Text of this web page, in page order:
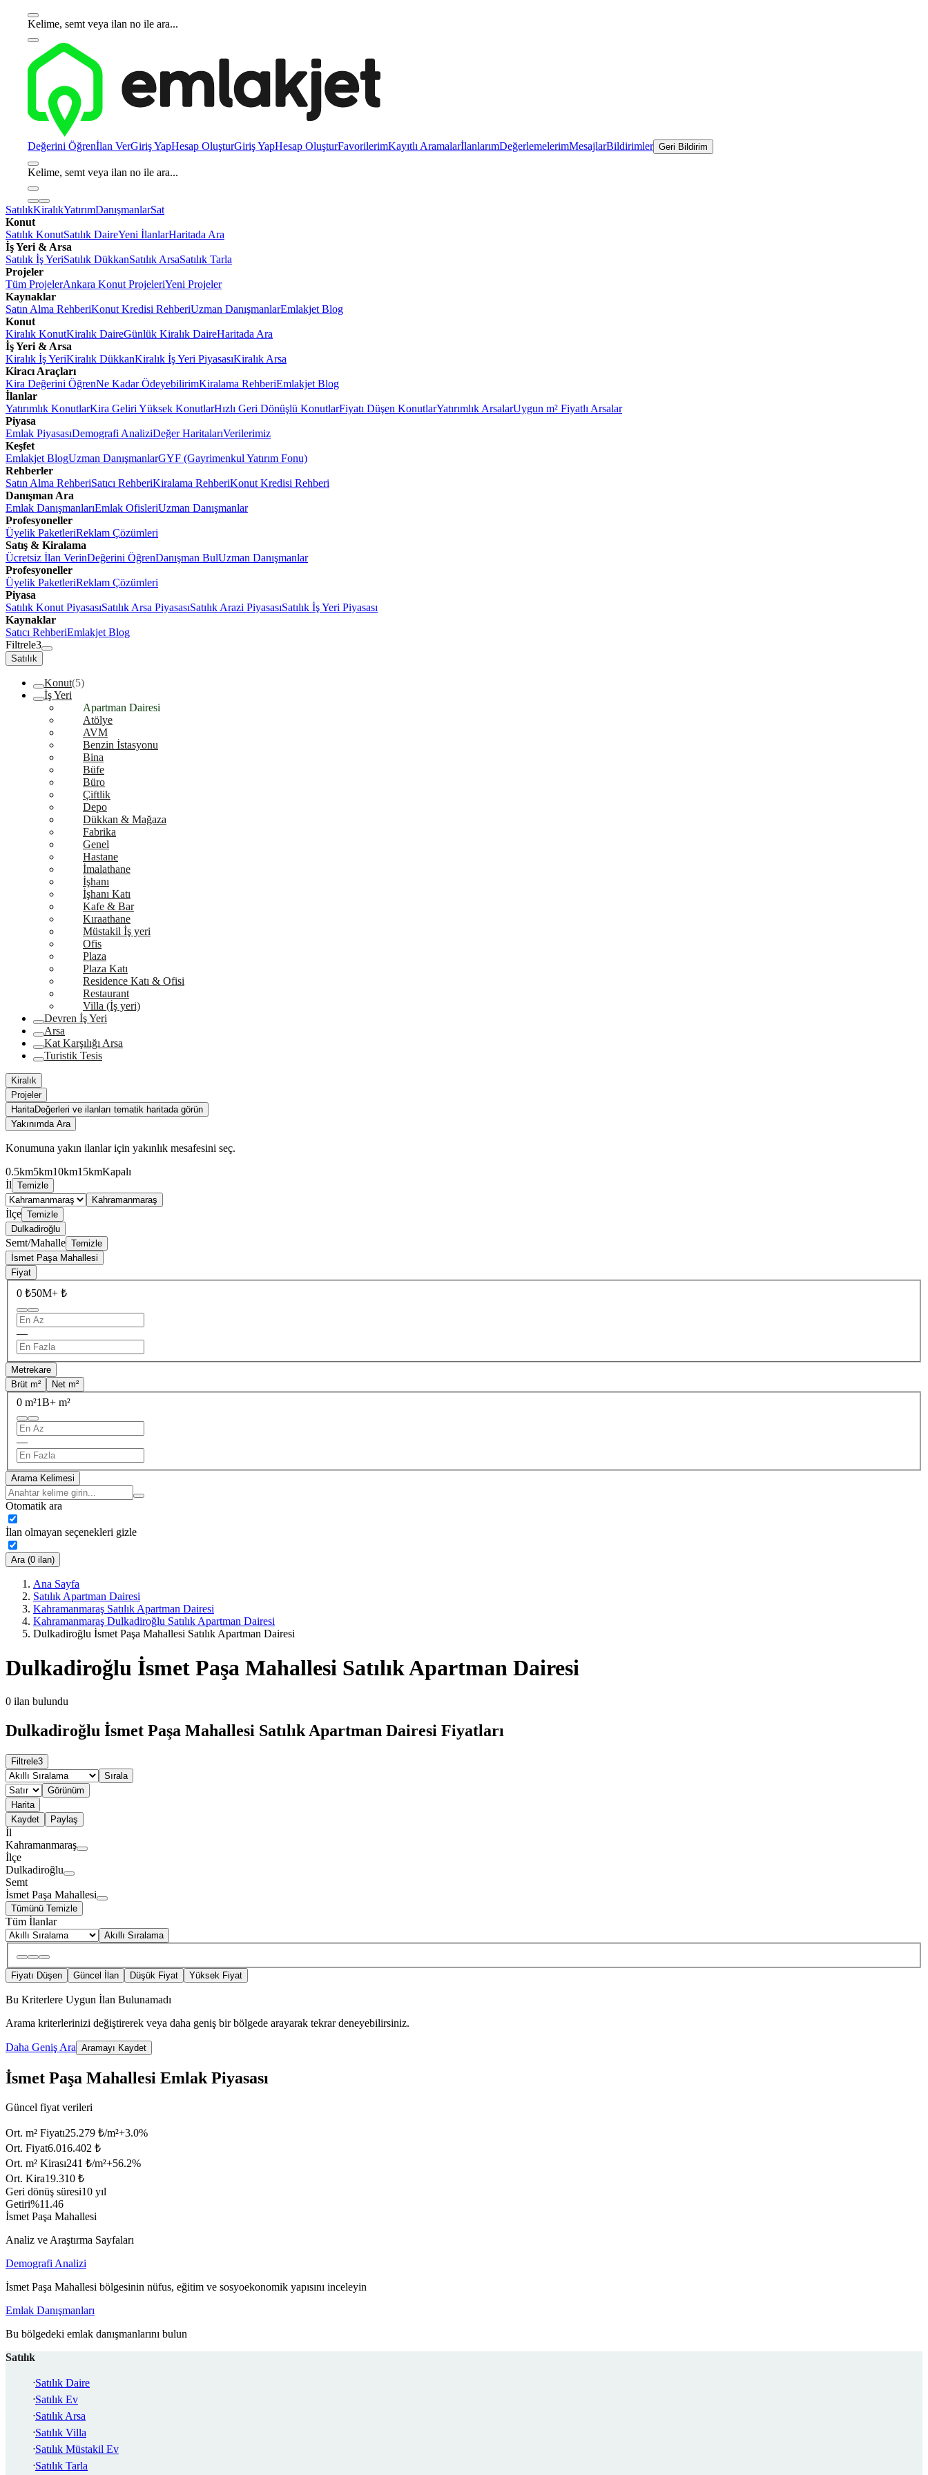
Kelime, semt veya ilan no ile ara...
Değerini Öğrenİlan VerGiriş YapHesap OluşturGiriş YapHesap OluşturFavorilerimKayıtlı AramalarİlanlarımDeğerlemelerimMesajlarBildirimler Geri Bildirim
Kelime, semt veya ilan no ile ara...
SatılıkKiralıkYatırımDanışmanlarSat
Konut
Satılık KonutSatılık DaireYeni İlanlarHaritada Ara
İş Yeri & Arsa
Satılık İş YeriSatılık DükkanSatılık ArsaSatılık Tarla
Projeler
Tüm ProjelerAnkara Konut ProjeleriYeni Projeler
Kaynaklar
Satın Alma RehberiKonut Kredisi RehberiUzman DanışmanlarEmlakjet Blog
Konut
Kiralık KonutKiralık DaireGünlük Kiralık DaireHaritada Ara
İş Yeri & Arsa
Kiralık İş YeriKiralık DükkanKiralık İş Yeri PiyasasıKiralık Arsa
Kiracı Araçları
Kira Değerini ÖğrenNe Kadar ÖdeyebilirimKiralama RehberiEmlakjet Blog
İlanlar
Yatırımlık KonutlarKira Geliri Yüksek KonutlarHızlı Geri Dönüşlü KonutlarFiyatı Düşen KonutlarYatırımlık ArsalarUygun m² Fiyatlı Arsalar
Piyasa
Emlak PiyasasıDemografi AnaliziDeğer HaritalarıVerilerimiz
Keşfet
Emlakjet BlogUzman DanışmanlarGYF (Gayrimenkul Yatırım Fonu)
Rehberler
Satın Alma RehberiSatıcı RehberiKiralama RehberiKonut Kredisi Rehberi
Danışman Ara
Emlak DanışmanlarıEmlak OfisleriUzman Danışmanlar
Profesyoneller
Üyelik PaketleriReklam Çözümleri
Satış & Kiralama
Ücretsiz İlan VerinDeğerini ÖğrenDanışman BulUzman Danışmanlar
Profesyoneller
Üyelik PaketleriReklam Çözümleri
Piyasa
Satılık Konut PiyasasıSatılık Arsa PiyasasıSatılık Arazi PiyasasıSatılık İş Yeri Piyasası
Kaynaklar
Satıcı RehberiEmlakjet Blog
Filtrele3
Satılık
Konut(5)
İş Yeri
Apartman Dairesi
Atölye
AVM
Benzin İstasyonu
Bina
Büfe
Büro
Çiftlik
Depo
Dükkan & Mağaza
Fabrika
Genel
Hastane
İmalathane
İşhanı
İşhanı Katı
Kafe & Bar
Kıraathane
Müstakil İş yeri
Ofis
Plaza
Plaza Katı
Residence Katı & Ofisi
Restaurant
Villa (İş yeri)
Devren İş Yeri
Arsa
Kat Karşılığı Arsa
Turistik Tesis
Kiralık
Projeler
HaritaDeğerleri ve ilanları tematik haritada görün
Yakınımda Ara
Konumuna yakın ilanlar için yakınlık mesafesini seç.
0.5km5km10km15kmKapalı
İl Temizle
Kahramanmaraş
İlçe Temizle
Dulkadiroğlu
Semt/Mahalle Temizle
İsmet Paşa Mahallesi
Fiyat
0 ₺50M+ ₺
—
Metrekare
Brüt m²
Net m²
0 m²1B+ m²
—
Arama Kelimesi
Otomatik ara
İlan olmayan seçenekleri gizle
Ara (0 ilan)
Ana Sayfa
Satılık Apartman Dairesi
Kahramanmaraş Satılık Apartman Dairesi
Kahramanmaraş Dulkadiroğlu Satılık Apartman Dairesi
Dulkadiroğlu İsmet Paşa Mahallesi Satılık Apartman Dairesi
Dulkadiroğlu İsmet Paşa Mahallesi Satılık Apartman Dairesi
0 ilan bulundu
Dulkadiroğlu İsmet Paşa Mahallesi Satılık Apartman Dairesi Fiyatları
Filtrele3
Sırala
Görünüm
Harita
Kaydet
Paylaş
İl
Kahramanmaraş
İlçe
Dulkadiroğlu
Semt
İsmet Paşa Mahallesi
Tümünü Temizle
Tüm İlanlar
Akıllı Sıralama
Fiyatı Düşen Güncel İlan Düşük Fiyat Yüksek Fiyat
Bu Kriterlere Uygun İlan Bulunamadı
Arama kriterlerinizi değiştirerek veya daha geniş bir bölgede arayarak tekrar deneyebilirsiniz.
Daha Geniş Ara Aramayı Kaydet
İsmet Paşa Mahallesi Emlak Piyasası
Güncel fiyat verileri
Ort. m² Fiyatı25.279 ₺/m²+3.0%
Ort. Fiyat6.016.402 ₺
Ort. m² Kirası241 ₺/m²+56.2%
Ort. Kira19.310 ₺
Geri dönüş süresi10 yıl
Getiri%11.46
İsmet Paşa Mahallesi
Analiz ve Araştırma Sayfaları
Demografi Analizi
İsmet Paşa Mahallesi bölgesinin nüfus, eğitim ve sosyoekonomik yapısını inceleyin
Emlak Danışmanları
Bu bölgedeki emlak danışmanlarını bulun
Satılık
Satılık Daire
Satılık Ev
Satılık Arsa
Satılık Villa
Satılık Müstakil Ev
Satılık Tarla